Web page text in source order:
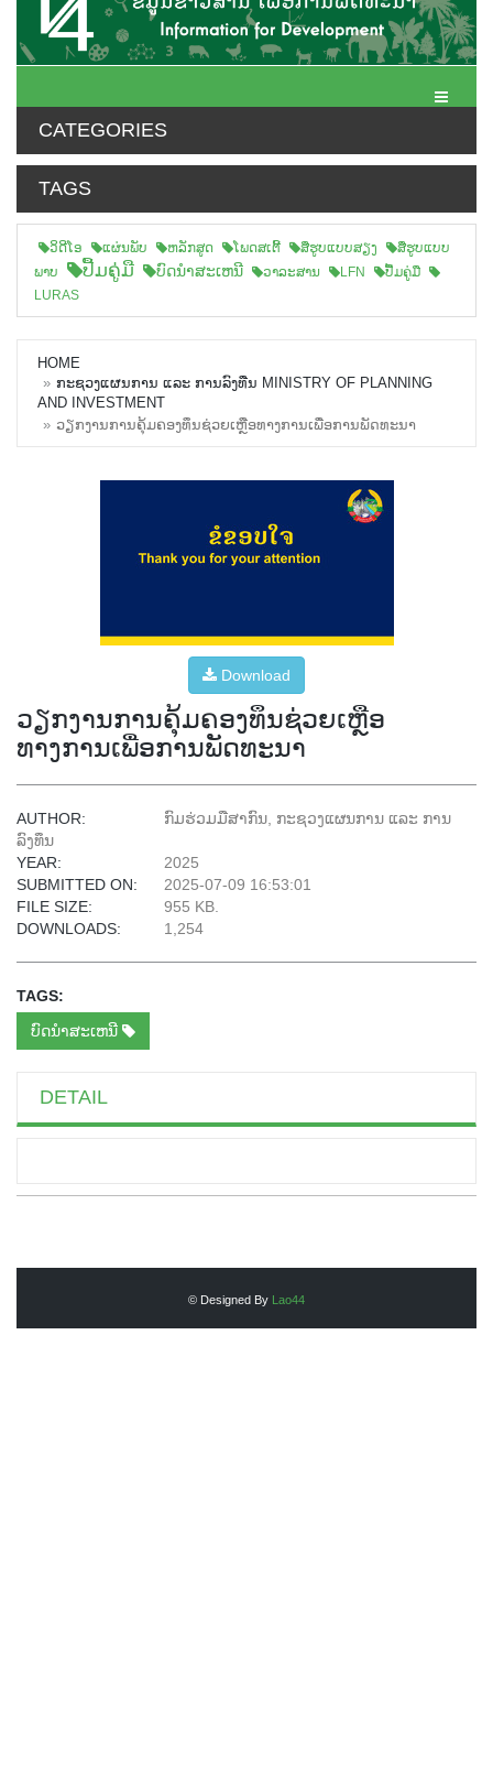
Toggle
CATEGORIES
TAGS
ວິດີໂອ ແຜ່ນພັບ ຫລັກສູດ ໂພດສເຕີ້ ສືຮູບແບບສຽງ
ສື່ຮູບແບບ
ພາບ
ປື້ມຄູ່ມື ບົດນຳສະເຫນີ ວາລະສານ LFN
ປື້ມຄູ່ມື
LURAS
HOME
ກະຊວງແຜນການ ແລະ ການລົງທືນ MINISTRY OF PLANNING
AND INVESTMENT
ວຽກງານການຄຸ້ມຄອງທຶນຊ່ວຍເຫຼືອທາງການເພື່ອການພັດທະນາ
Download
ວຽກງານການຄຸ້ມຄອງທຶນຊ່ວຍເຫຼືອ
ທາງການເພື່ອການພັດທະນາ
AUTHOR:
ກົມຮ່ວມມືສາກົນ, ກະຊວງແຜນການ ແລະ ການ
ລົງທຶນ
YEAR:
2025
SUBMITTED ON:
2025-07-09 16:53:01
FILE SIZE:
955 KB.
DOWNLOADS:
1,254
TAGS:
ບົດນຳສະເຫນີ
DETAIL
© Designed By Lao44